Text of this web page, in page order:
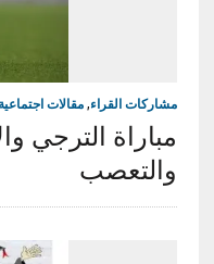
مشاركات القراء, مقالات اجتماعية
مباراة الترجي
والتعصب